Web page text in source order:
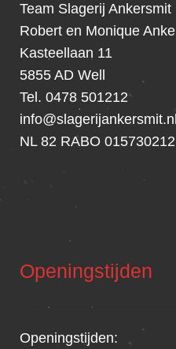
Team Slagerij Ankersmit
Robert en Monique
Kasteellaan 11
5855 AD Well
Tel. 0478 501212
info@slagerijankersmit.nl
NL 82 RABO
Openingstijden
Openingstijden: